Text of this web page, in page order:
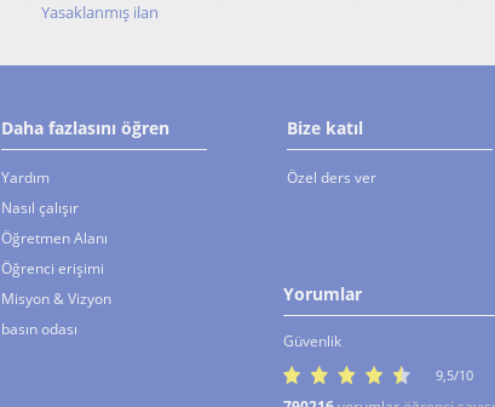
Yasaklanmış ilan
Daha fazlasını öğren
Yardım
Nasıl çalışır
Öğretmen Alanı
Öğrenci erişimi
Misyon & Vizyon
basın odası
Bize katıl
Özel ders ver
Yorumlar
Güvenlik
9,5/10